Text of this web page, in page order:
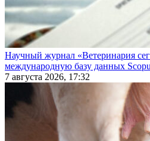
Научный журнал «Ветеринария
международную базу данных
7 августа 2026, 17:32